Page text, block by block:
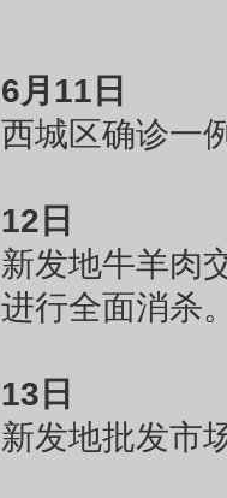
6月11日
西城区确诊一
12日
新发地牛羊肉
进行全面消杀
13日
新发地批发市